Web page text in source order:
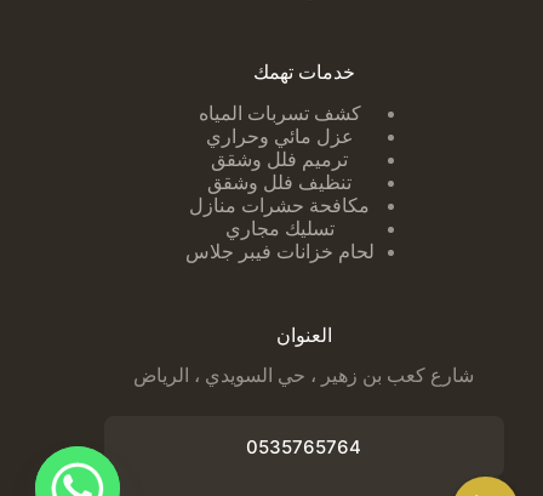
خدمات تهمك
كشف تسربات ا لمياه
عزل مائي وحراري
ترميم فلل وشقق
تنظيف فلل وشقق
مكافحة حشرات منازل
تسليك مجاري
لحام خزانات فيبر جلاس
العنوان
شارع كعب بن زهير ، حي السويدي ، الرياض
0535765764